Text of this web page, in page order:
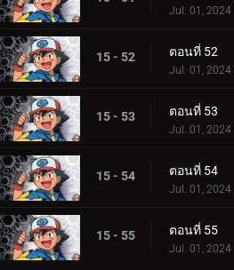
Jul. 01, 2024
15 - 52 ตอนที่ 52
Jul. 01, 2024
15 - 53 ตอนที่ 53
Jul. 01, 2024
15 - 54 ตอนที่ 54
Jul. 01, 2024
15 - 55 ตอนที่ 55
Jul. 01, 2024